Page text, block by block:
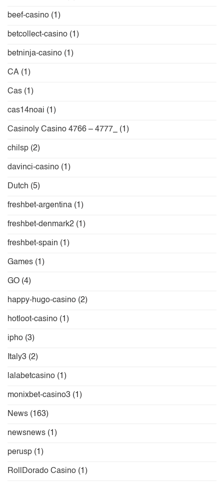
beef-casino (1)
betcollect-casino (1)
betninja-casino (1)
CA (1)
Cas (1)
cas14noai (1)
Casinoly Casino 4766 – 4777_ (1)
chilsp (2)
davinci-casino (1)
Dutch (5)
freshbet-argentina (1)
freshbet-denmark2 (1)
freshbet-spain (1)
Games (1)
GO (4)
happy-hugo-casino (2)
hotloot-casino (1)
ipho (3)
Italy3 (2)
lalabetcasino (1)
monixbet-casino3 (1)
News (163)
newsnews (1)
perusp (1)
RollDorado Casino (1)